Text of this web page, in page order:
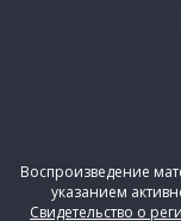
Воспроизведение
указанием
Свидетельство о